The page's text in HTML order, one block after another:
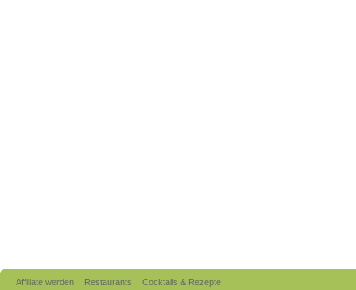
Affiliate werden Restaurants
Cocktails & Rezepte